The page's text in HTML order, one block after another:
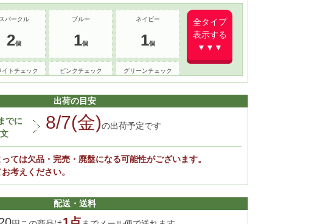
全タイプ
表示する
▼▼▼
スパークル
2
ブルー
1
ネイビー
1
イトチェック
1
ピンクチェック グリーンチェック
1
出荷の目安
でに
8/7(金)の出荷予定です
ては欠品・完売・廃盤になる可能性がございます。
考えください。
配送・送料